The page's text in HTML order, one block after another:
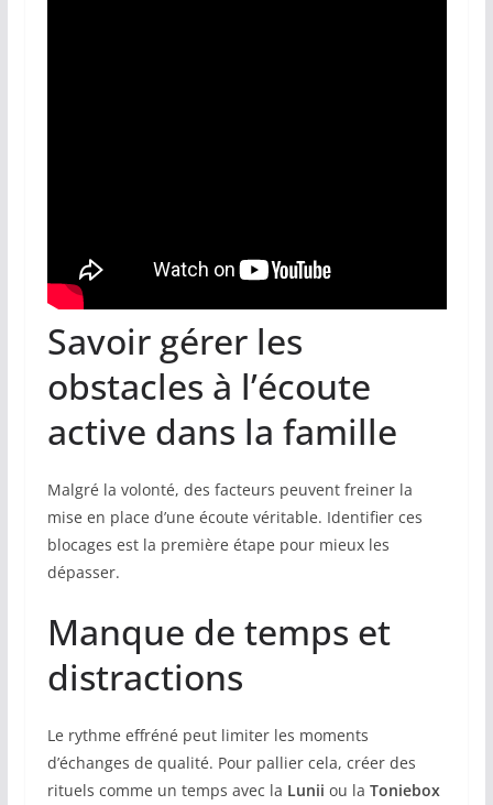
Savoir gérer les
obstacles à l’écoute
active dans la famille
Malgré la volonté, des facteurs peuvent freiner la
mise en place d’une écoute véritable. Identifier ces
blocages est la première étape pour mieux les
dépasser.
Manque de temps et
distractions
Le rythme effréné peut limiter les moments
d’échanges de qualité. Pour pallier cela, créer des
rituels comme un temps avec la Lunii ou la Toniebox